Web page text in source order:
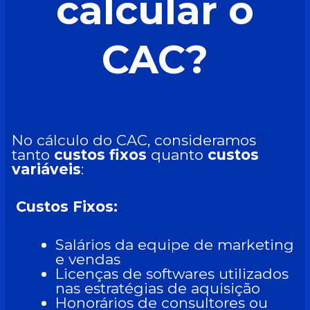
calcular o
CAC?
No cálculo do CAC, consideramos
tanto custos fixos quanto custos
variáveis:
Custos Fixos:
Salários da equipe de marketing
e vendas
Licenças de softwares utilizados
nas estratégias de aquisição
Honorários de consultores ou